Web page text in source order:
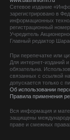
Сетевое издание
зарегистрировано в
информационных
регистрационный
Учредитель
Главный редактор
При перепечатке или
Для интернет-изданий
обязательна.
связанных с ссылкой
допускается только с
Об использовании
Правила применения
Вся информация и
защищены
праве и смежных